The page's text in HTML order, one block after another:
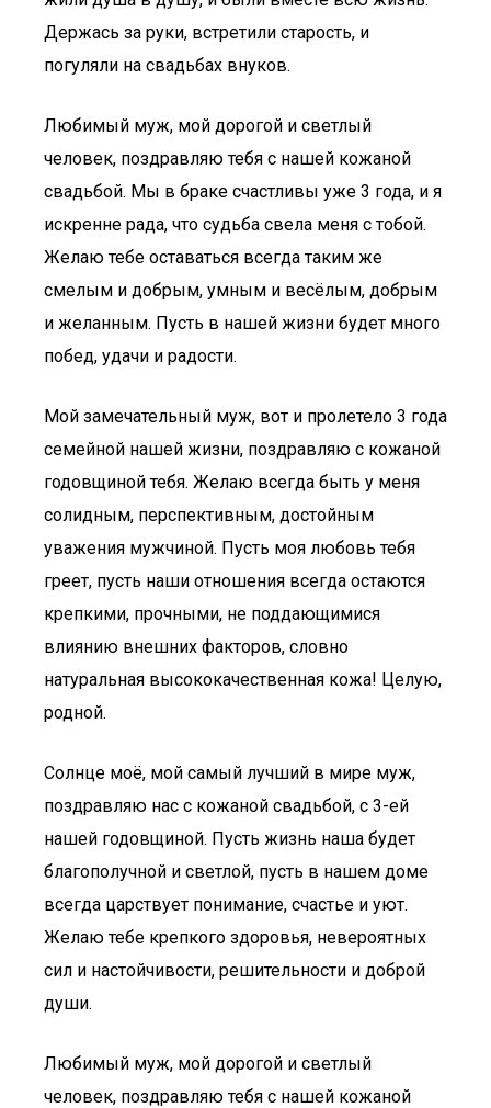
Держась за руки, встретили старость, и
погуляли на свадьбах внуков.
Любимый муж, мой дорогой и светлый
человек, поздравляю тебя с нашей кожаной
свадьбой. Мы в браке счастливы уже 3 года, и я
искренне рада, что судьба свела меня с тобой.
Желаю тебе оставаться всегда таким же
смелым и добрым, умным и весёлым, добрым
и желанным. Пусть в нашей жизни будет много
побед, удачи и радости.
Мой замечательный муж, вот и пролетело 3 года
семейной нашей жизни, поздравляю с кожаной
годовщиной тебя. Желаю всегда быть у меня
солидным, перспективным, достойным
уважения мужчиной. Пусть моя любовь тебя
греет, пусть наши отношения всегда остаются
крепкими, прочными, не поддающимися
влиянию внешних факторов, словно
натуральная высококачественная кожа! Целую,
родной.
Солнце моё, мой самый лучший в мире муж,
поздравляю нас с кожаной свадьбой, с 3-ей
нашей годовщиной. Пусть жизнь наша будет
благополучной и светлой, пусть в нашем доме
всегда царствует понимание, счастье и уют.
Желаю тебе крепкого здоровья, невероятных
сил и настойчивости, решительности и доброй
души.
Любимый муж, мой дорогой и светлый
человек, поздравляю тебя с нашей кожаной